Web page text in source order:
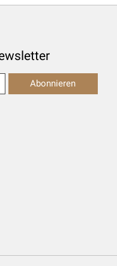
Abonnieren